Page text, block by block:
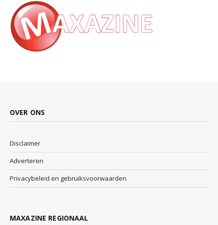
OVER ONS
Disclaimer
Adverteren
Privacybeleid en gebruiksvoorwaarden
MAXAZINE REGIONAAL